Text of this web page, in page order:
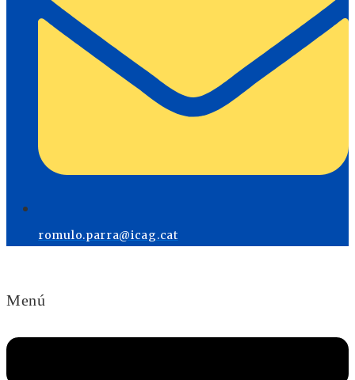
romulo.parra@icag.cat
Menú